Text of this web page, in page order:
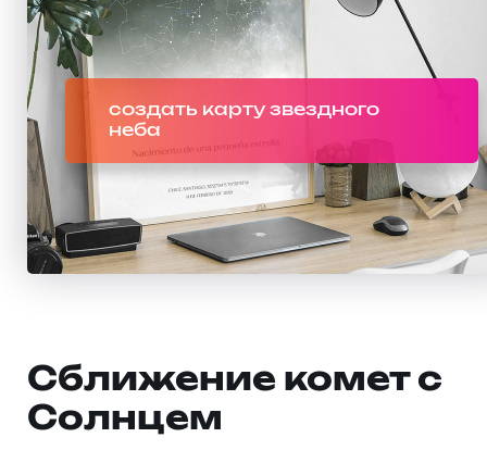
создать карту звездного
неба
Сближение комет с
Солнцем